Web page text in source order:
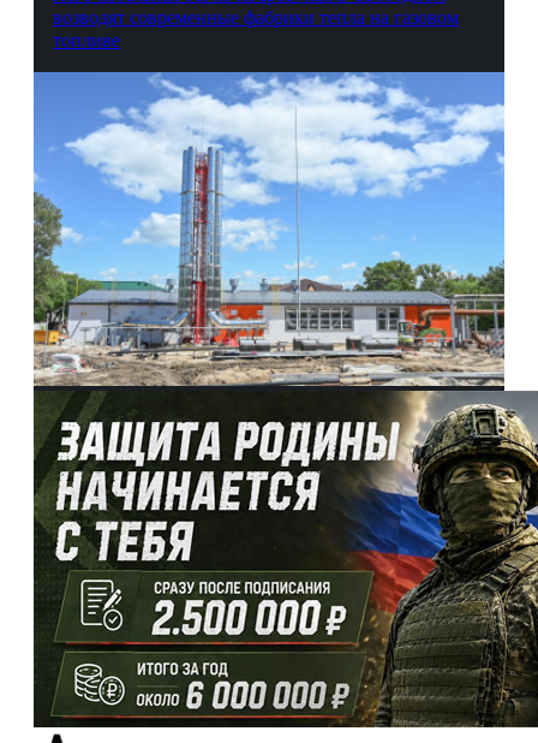
возводят современные фабрики тепла на газовом
топливе